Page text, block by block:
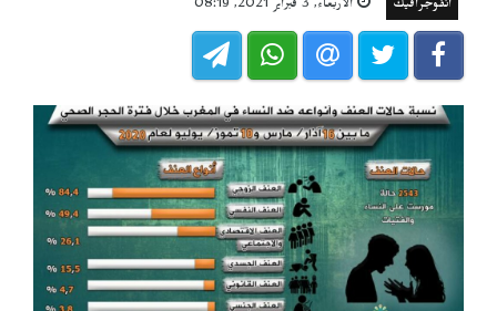
انفوجرافيك الأربعاء, 3 فبراير 2021, 08:19